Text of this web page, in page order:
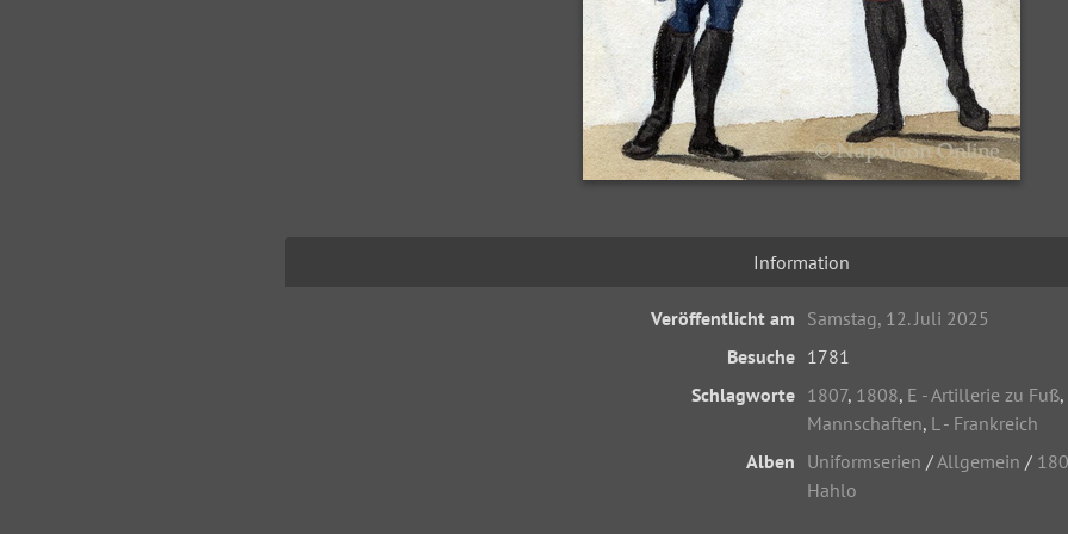
Information
Veröffentlicht am Samstag, 12. Juli 2025
Besuche 1781
Schlagworte 1807, 1808, E - Artillerie zu Fuß,
Mannschaften, L - Frankreich
Alben Uniformserien /Allgemein /
Hahlo